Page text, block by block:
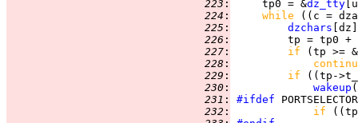
223 :
     tp0 = &
dz_tty
224 : while
((c =
225 :
dzchars
226 :
tp = tp0 +
227 : if
(tp >= &
228 :
229 : if
((tp-
230 : wakeup
231 :
#ifdef
232 : if